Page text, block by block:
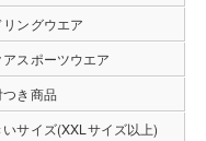
リングウエア
アスポーツウエア
つき商品
いサイズ(XXLサイズ以上)